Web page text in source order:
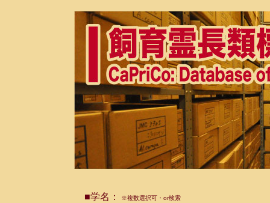
■学名： ※複数選択可・or検索